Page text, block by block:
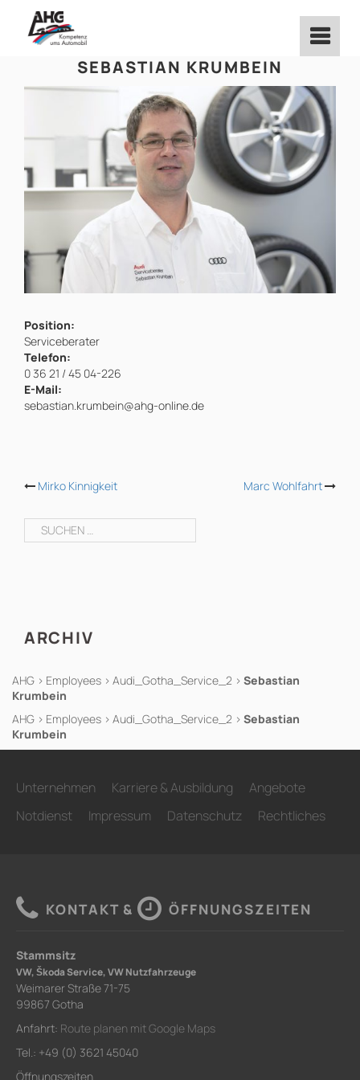
springen
SEBASTIAN KRUMBEIN
Position:
Serviceberater
Telefon:
0 36 21 / 45 04-226
E-Mail:
sebastian.krumbein@ahg-online.de
BEITRAGS-
Mirko Kinnigkeit Marc Wohlfahrt
Suchen
nach:
ARCHIV
AHG > Employees > Audi_Gotha_Service_2 > Sebastian
Krumbein
AHG > Employees > Audi_Gotha_Service_2 > Sebastian
Krumbein
Unternehmen Karriere & Ausbildung
Angebote
Notdienst
Impressum Datenschutz Rechtliches
KONTAKT & ÖFFNUNGSZEITEN
Stammsitz
VW, Škoda Service, VW Nutzfahrzeuge
Weimarer Straße 71-75
99867 Gotha
Anfahrt: Route planen mit Google Maps
Tel.: +49 (0) 3621 45040
Öffnungszeiten